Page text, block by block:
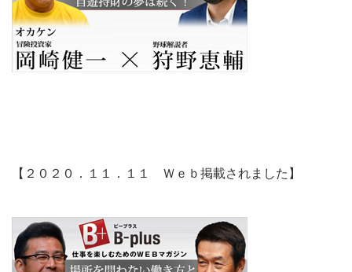
【２０２０．１１．１１ Ｗｅｂ掲載されました】